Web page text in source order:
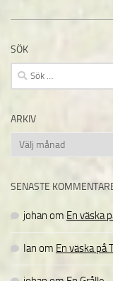
SÖK
Sök
efter:
ARKIV
Arkiv
SENASTE
johan om En väska
Ian om En väska på